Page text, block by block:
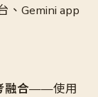
、Gemini app
融合——使用